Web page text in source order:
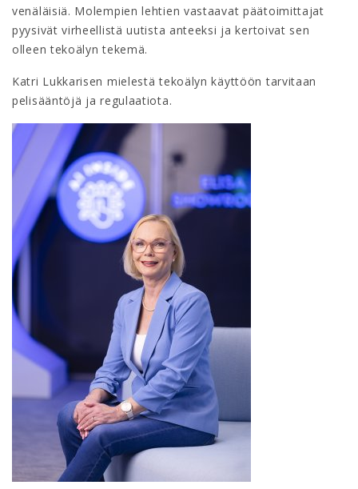
venäläisiä. Molempien lehtien vastaavat päätoimittajat
pyysivät virheellistä uutista anteeksi ja kertoivat sen
olleen tekoälyn tekemä.
Katri Lukkarisen mielestä tekoälyn käyttöön tarvitaan
pelisääntöjä ja regulaatiota.